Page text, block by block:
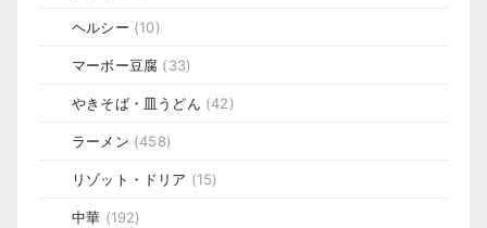
ヘルシー (10)
マーボー豆腐 (33)
やきそば・皿うどん (42)
ラーメン (458)
リゾット・ドリア (15)
中華 (192)